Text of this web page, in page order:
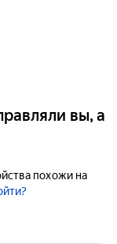
вы, а
похожи на